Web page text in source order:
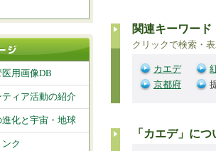
関連キーワード
クリックで検索・
カエデ
京都府
「カエデ」につ
用画像DB
ティア活動の紹介
進化と宇宙・地球
ク